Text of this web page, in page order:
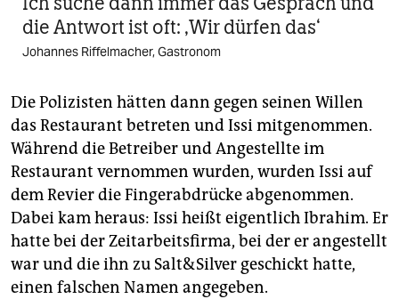
die Antwort ist oft: ‚Wir dürfen das‘
Johannes Riffelmacher, Gastronom
Die Polizisten hätten dann gegen seinen Willen
das Restaurant betreten und Issi mitgenommen.
Während die Betreiber und Angestellte im
Restaurant vernommen wurden, wurden Issi auf
dem Revier die Fingerabdrücke abgenommen.
Dabei kam heraus: Issi heißt eigentlich Ibrahim. Er
hatte bei der Zeitarbeitsfirma, bei der er angestellt
war und die ihn zu Salt&Silver geschickt hatte,
einen falschen Namen angegeben.